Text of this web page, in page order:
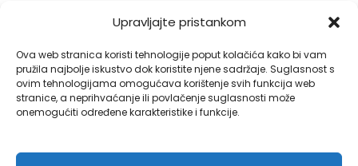
Upravljajte pristankom
Ova web stranica koristi tehnologije poput kolačića kako bi vam
pružila najbolje iskustvo dok koristite njene sadržaje. Suglasnost s
ovim tehnologijama omogućava korištenje svih funkcija web
stranice, a neprihvaćanje ili povlačenje suglasnosti može
onemogućiti određene karakteristike i funkcije.
Ljepota i težina škole iz vizure ravnatelja
Duhovna obnova u sjeni hrastova